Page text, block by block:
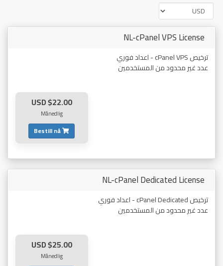
NL-cPanel VPS License
ترخيص cPanel VPS - اعداد فوري
عدد غير محدود من المستخدمين
$22.00 USD
Månedlig
Bestill nå
NL-cPanel Dedicated License
ترخيص cPanel Dedicated - اعداد فوري
عدد غير محدود من المستخدمين
$25.00 USD
Månedlig